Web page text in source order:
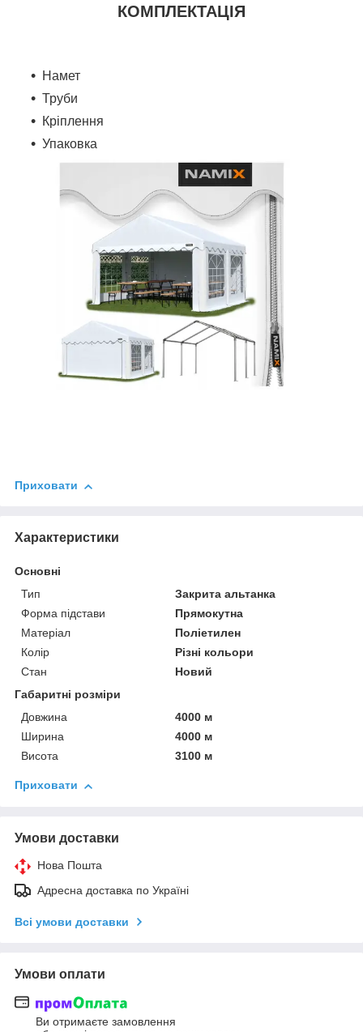
КОМПЛЕКТАЦІЯ
Намет
Труби
Кріплення
Упаковка
Приховати
Характеристики
Основні
Тип
Закрита альтанка
Форма підстави
Прямокутна
Матеріал
Поліетилен
Колір
Різні кольори
Стан
Новий
Габаритні розміри
Довжина
4000 м
Ширина
4000 м
Висота
3100 м
Приховати
Умови доставки
Нова Пошта
Адресна доставка по Україні
Всі умови доставки
Умови оплати
Ви отримаєте замовлення